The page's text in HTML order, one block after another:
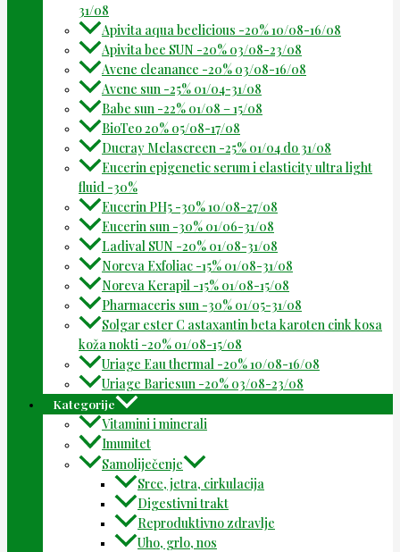
31/08
Apivita aqua beelicious -20% 10/08-16/08
Apivita bee SUN -20% 03/08-23/08
Avene cleanance -20% 03/08-16/08
Avene sun -25% 01/04-31/08
Babe sun -22% 01/08 – 15/08
BioTeo 20% 05/08-17/08
Ducray Melascreen -25% 01/04 do 31/08
Eucerin epigenetic serum i elasticity ultra light
fluid -30%
Eucerin PH5 -30% 10/08-27/08
Eucerin sun -30% 01/06-31/08
Ladival SUN -20% 01/08-31/08
Noreva Exfoliac -15% 01/08-31/08
Noreva Kerapil -15% 01/08-15/08
Pharmaceris sun -30% 01/05-31/08
Solgar ester C astaxantin beta karoten cink kosa
koža nokti -20% 01/08-15/08
Uriage Eau thermal -20% 10/08-16/08
Uriage Bariesun -20% 03/08-23/08
Kategorije
Vitamini i minerali
Imunitet
Samoliječenje
Srce, jetra, cirkulacija
Digestivni trakt
Reproduktivno zdravlje
Uho, grlo, nos